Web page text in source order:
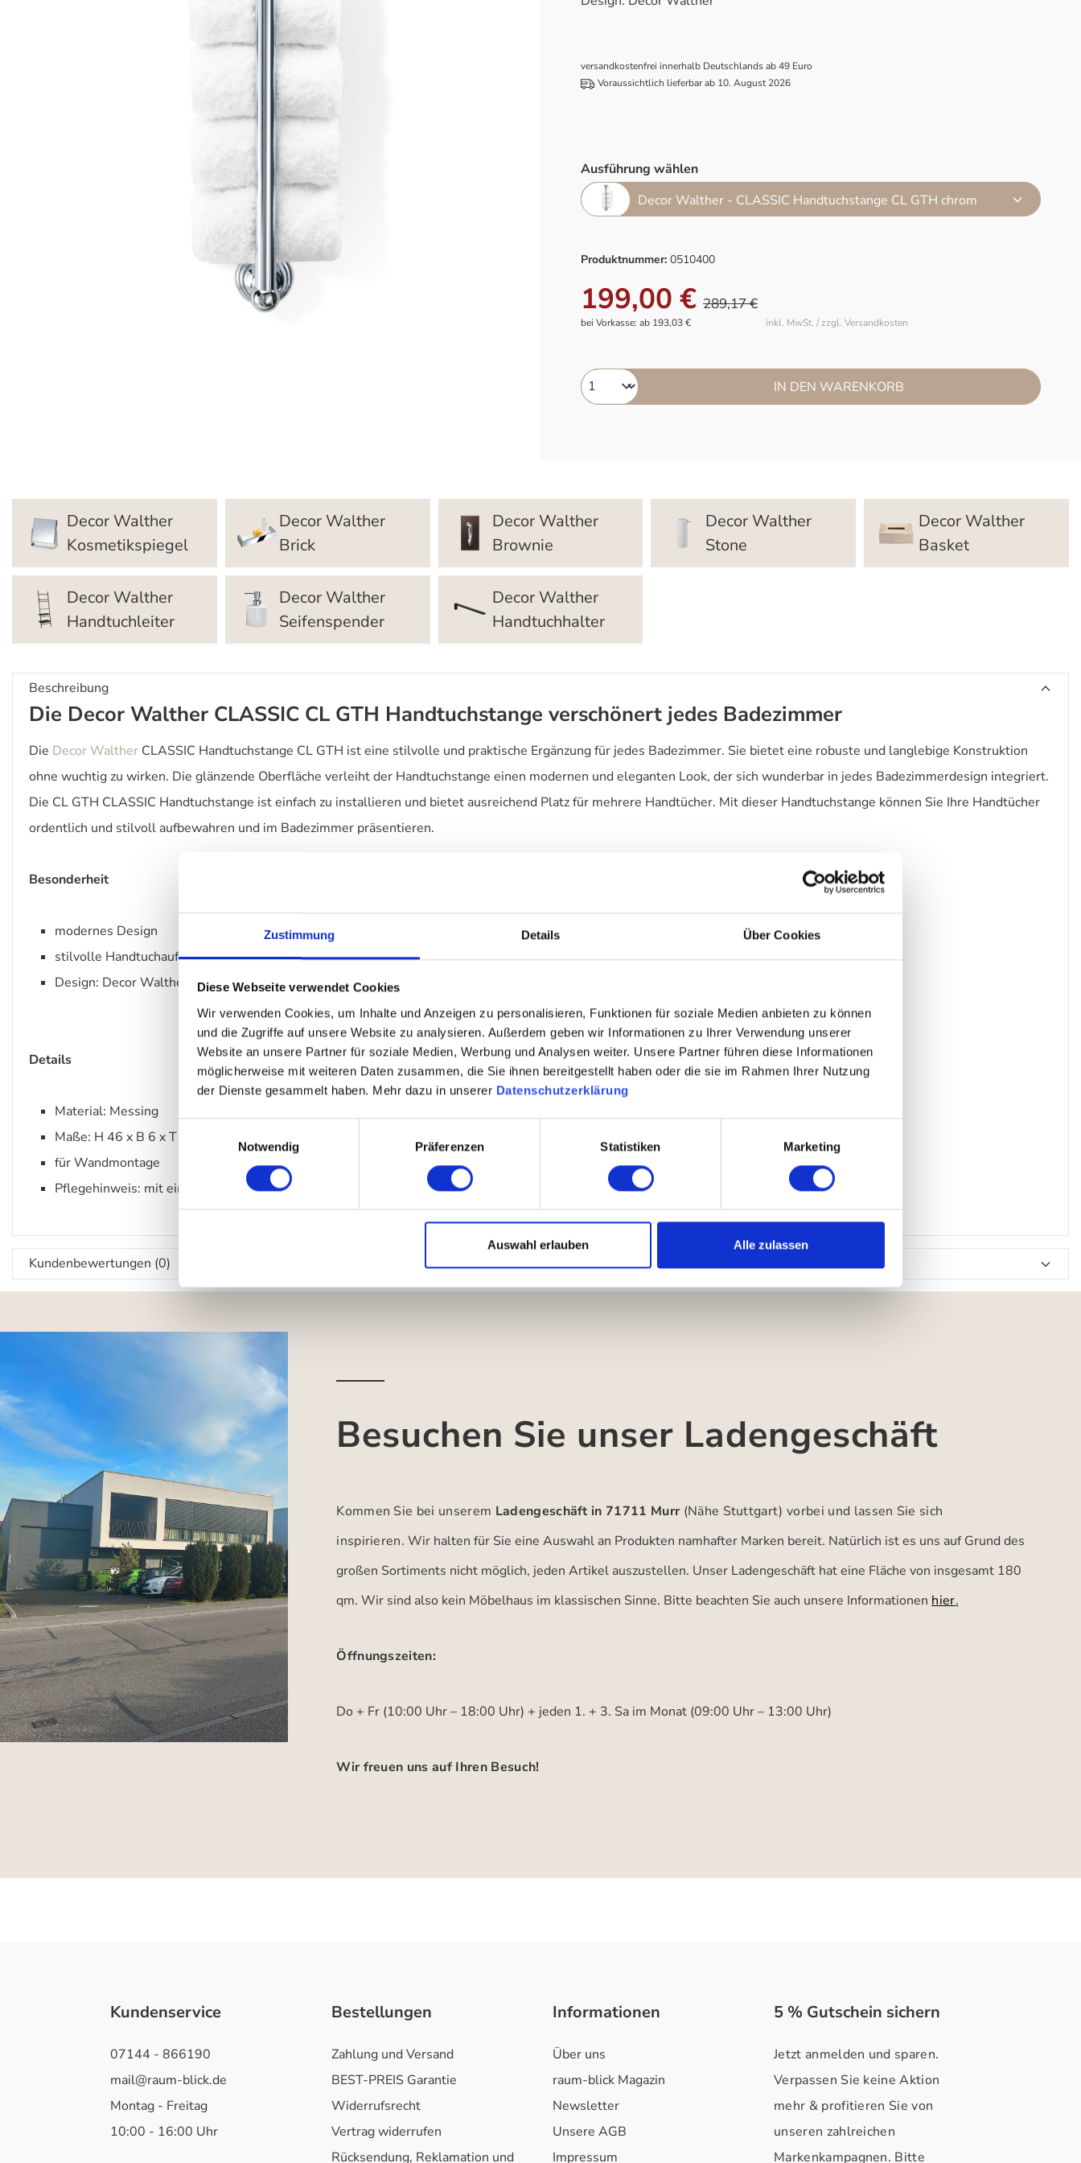
Zustimmung Details Über Cookies
Diese Webseite verwendet Cookies
Wir verwenden Cookies, um Inhalte und Anzeigen zu personalisieren, Funktionen für soziale Medien anbieten zu können
und die Zugriffe auf unsere Website zu analysieren. Außerdem geben wir Informationen zu Ihrer Verwendung unserer
Website an unsere Partner für soziale Medien, Werbung und Analysen weiter. Unsere Partner führen diese Informationen
möglicherweise mit weiteren Daten zusammen, die Sie ihnen bereitgestellt haben oder die sie im Rahmen Ihrer Nutzung
der Dienste gesammelt haben. Mehr dazu in unserer Datenschutzerklärung
Notwendig
Präferenzen Statistiken Marketing
Auswahl erlauben Alle zulassen
versandkostenfrei innerhalb Deutschlands ab 49 Euro
Voraussichtlich lieferbar ab 10. August 2026
Ausführung wählen
Decor Walther - CLASSIC Handtuchstange CL GTH chrom
Produktnummer: 0510400
199,00 € 289,17 €
inkl. MwSt. / zzgl. Versandkosten
bei Vorkasse: ab 193,03 €
IN DEN WARENKORB
Decor Walther
Kosmetikspiegel
Decor Walther
Brick
Decor Walther
Brownie
Decor Walther
Stone
Decor Walther
Basket
Decor Walther
Handtuchleiter
Decor Walther
Seifenspender
Decor Walther
Handtuchhalter
Beschreibung
Die Decor Walther CLASSIC CL GTH Handtuchstange verschönert jedes Badezimmer
Die Decor Walther CLASSIC Handtuchstange CL GTH ist eine stilvolle und praktische Ergänzung für jedes Badezimmer. Sie bietet eine robuste und langlebige Konstruktion
ohne wuchtig zu wirken. Die glänzende Oberfläche verleiht der Handtuchstange einen modernen und eleganten Look, der sich wunderbar in jedes Badezimmerdesign integriert.
Die CL GTH CLASSIC Handtuchstange ist einfach zu installieren und bietet ausreichend Platz für mehrere Handtücher. Mit dieser Handtuchstange können Sie Ihre Handtücher
ordentlich und stilvoll aufbewahren und im Badezimmer präsentieren.
Besonderheit
modernes Design
stilvolle Handtuchaufbewahrung
Design: Decor Walther
Details
Material: Messing
Maße: H 46 x B 6 x T 8 cm
für Wandmontage
Pflegehinweis: mit einem feuchten Tuch reinigen
Kundenbewertungen (0)
Besuchen Sie unser Ladengeschäft
Kommen Sie bei unserem Ladengeschäft in 71711 Murr (Nähe Stuttgart) vorbei und lassen Sie sich
inspirieren.Wir halten für Sie eine Auswahl an Produkten namhafter Marken bereit. Natürlich ist es uns auf Grund des
großen Sortiments nicht möglich, jeden Artikel auszustellen. Unser Ladengeschäft hat eine Fläche von insgesamt 180
qm. Wir sind also kein Möbelhaus im klassischen Sinne. Bitte beachten Sie auch unsere Informationen hier.
Öffnungszeiten:
Do + Fr (10:00 Uhr – 18:00 Uhr) + jeden 1. + 3. Sa im Monat (09:00 Uhr – 13:00 Uhr)
Wir freuen uns auf Ihren Besuch!
Kundenservice
07144 - 866190
mail@raum-blick.de
Montag - Freitag
10:00 - 16:00 Uhr
Bestellungen
Zahlung und Versand
BEST-PREIS Garantie
Widerrufsrecht
Vertrag widerrufen
Rücksendung, Reklamation und
Informationen
Über uns
raum-blick Magazin
Newsletter
Unsere AGB
Impressum
5 % Gutschein sichern
Jetzt anmelden und sparen.
Verpassen Sie keine Aktion
mehr & profitieren Sie von
unseren zahlreichen
Markenkampagnen. Bitte